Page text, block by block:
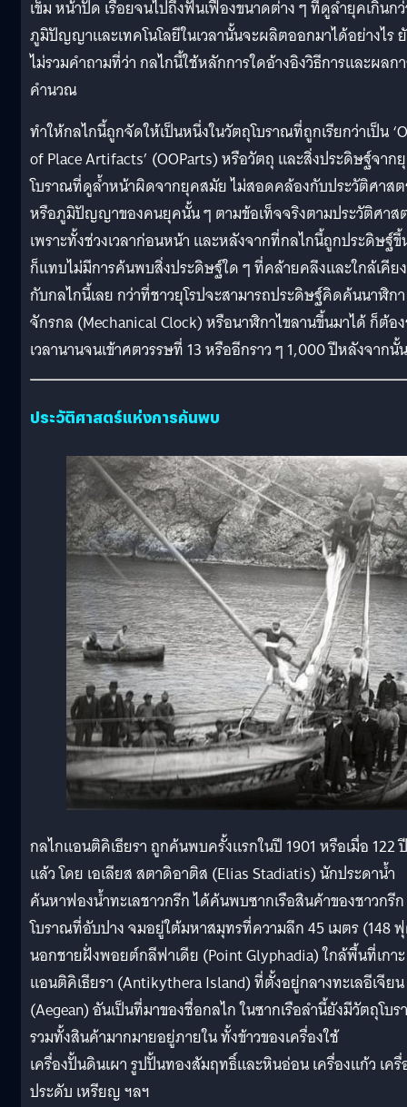
เข็ม หน้าปัด เรื่อยจนไปถึงฟันเฟืองขนาดต่าง ๆ ที่ดูล้ำยุคเกินก
ภูมิปัญญาและเทคโนโลยีในเวลานั้นจะผลิตออกมาได้อย่างไร
ไม่รวมคำถามที่ว่า กลไกนี้ใช้หลักการใดอ้างอิงวิธีการและผลก
คำนวณ
ทำให้กลไกนี้ถูกจัดให้เป็นหนึ่งในวัตถุโบราณที่ถูกเรียกว่าเป็น
of Place Artifacts’ (OOParts) หรือวัตถุ และสิ่งประดิษฐ์จาก
โบราณที่ดูล้ำหน้าผิดจากยุคสมัย ไม่สอดคล้องกับประวัติศาส
หรือภูมิปัญญาของคนยุคนั้น ๆ ตามข้อเท็จจริงตามประวัติศาส
เพราะทั้งช่วงเวลาก่อนหน้า และหลังจากที่กลไกนี้ถูกประดิษฐ์ขึ้
ก็แทบไม่มีการค้นพบสิ่งประดิษฐ์ใด ๆ ที่คล้ายคลึงและใกล้เคียง
กับกลไกนี้เลย กว่าที่ชาวยุโรปจะสามารถประดิษฐ์คิดค้นนาฬิกา
จักรกล (Mechanical Clock) หรือนาฬิกาไขลานขึ้นมาได้ ก็ต้อ
เวลานานจนเข้าศตวรรษที่ 13 หรืออีกราว ๆ 1,000 ปีหลังจากนั้น
ประวัติศาสตร์แห่งการค้นพบ
กลไกแอนติคิเธียรา ถูกค้นพบครั้งแรกในปี 1901 หรือเมื่อ 122
แล้ว โดย เอเลียส สตาดิอาติส (Elias Stadiatis) นักประดาน้ำ
ค้นหาฟองน้ำทะเลชาวกรีก ได้ค้นพบซากเรือสินค้าของชาวกรีก
โบราณที่อับปาง จมอยู่ใต้มหาสมุทรที่ความลึก 45 เมตร (148
นอกชายฝั่งพอยต์กลีฟาเดีย (Point Glyphadia) ใกล้พื้นที่เกาะ
แอนติคิเธียรา (Antikythera Island) ที่ตั้งอยู่กลางทะเลอีเจียน
(Aegean) อันเป็นที่มาของชื่อกลไก ในซากเรือลำนี้ยังมีวัตถุโบ
รวมทั้งสินค้ามากมายอยู่ภายใน ทั้งข้าวของเครื่องใช้
เครื่องปั้นดินเผา รูปปั้นทองสัมฤทธิ์และหินอ่อน เครื่องแก้ว เครื่
ประดับ เหรียญ ฯลฯ